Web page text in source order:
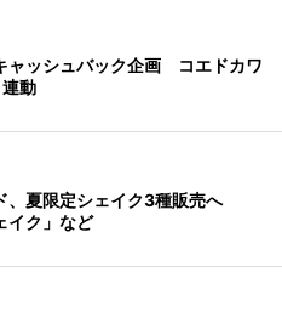
ャッシュバック企画 コエドカワ
動
、夏限定シェイク3種販売へ
イク」など